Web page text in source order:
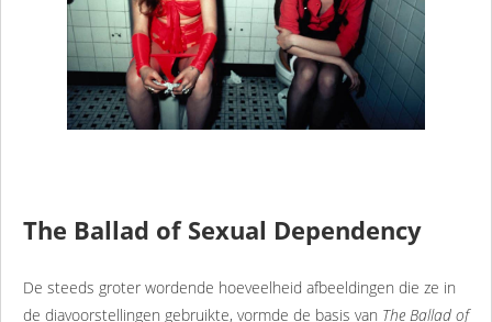
The Ballad of Sexual Dependency
De steeds groter wordende hoeveelheid afbeeldingen die ze in
de diavoorstellingen gebruikte, vormde de basis van The Ballad of